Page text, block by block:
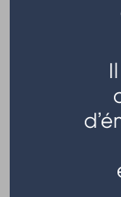
Vous trouverez
rendus des
CR Conseil
CR Conseil